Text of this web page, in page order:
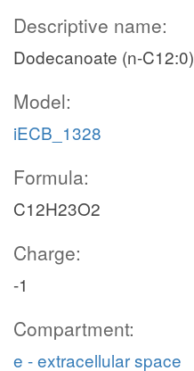
Descriptive name:
Dodecanoate (n-C12:0)
Model:
iECB_1328
Formula:
C12H23O2
Charge:
-1
Compartment:
e - extracellular space